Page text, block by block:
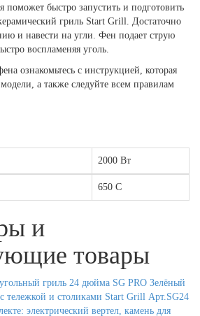
поможет быстро запустить и подготовить
гриль Start Grill. Достаточно
и навести на угли. Фен подает струю
воспламеняя уголь.
ознакомьтесь с инструкцией, которая
а также следуйте всем правилам
2000 Вт
650 С
и
товары